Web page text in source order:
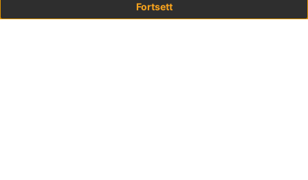
Fortsett